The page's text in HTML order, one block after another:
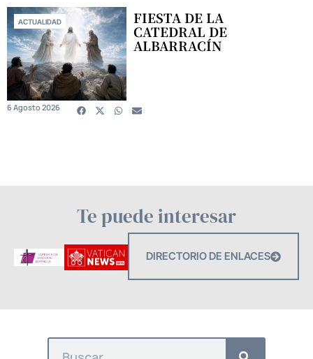
ACTUALIDAD FIESTA DE LA
CATEDRAL DE
ALBARRACÍN
6 Agosto 2026
Te puede interesar
DIRECTORIO DE ENLACES